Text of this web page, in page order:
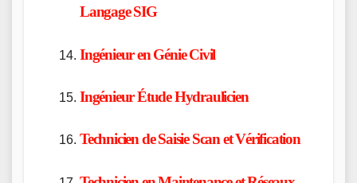
Langage SIG
Ingénieur en Génie Civil
Ingénieur Étude Hydraulicien
Technicien de Saisie Scan et Vérification